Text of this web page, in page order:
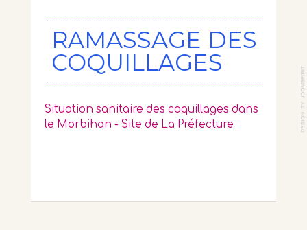
RAMASSAGE DES
COQUILLAGES
Situation sanitaire des coquillages dans
le Morbihan - Site de La Préfecture